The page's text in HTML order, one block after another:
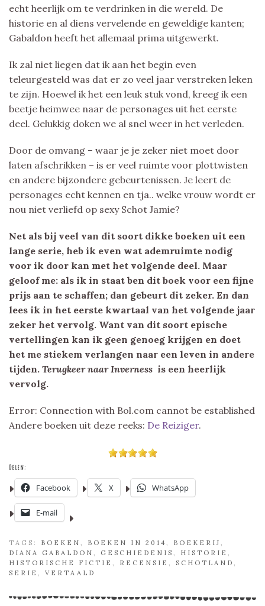
echt heerlijk om te verdrinken in die wereld. De
historie en al diens vervelende en geweldige kanten;
Gabaldon heeft het allemaal prima uitgewerkt.
Ik zal niet liegen dat ik aan het begin even
teleurgesteld was dat er zo veel jaar verstreken leken
te zijn. Hoewel ik het een leuk stuk vond, kreeg ik een
beetje heimwee naar de personages uit het eerste
deel. Gelukkig doken we al snel weer in het verleden.
Door de omvang – waar je je zeker niet moet door
laten afschrikken – is er veel ruimte voor plottwisten
en andere bijzondere gebeurtenissen. Je leert de
personages echt kennen en tja.. welke vrouw wordt er
nou niet verliefd op sexy Schot Jamie?
Net als bij veel van dit soort dikke boeken uit een
lange serie, heb ik even wat ademruimte nodig
voor ik door kan met het volgende deel. Maar
geloof me: als ik in staat ben dit boek voor een fijne
prijs aan te schaffen; dan gebeurt dit zeker. En dan
lees ik in het eerste kwartaal van het volgende jaar
zeker het vervolg. Want van dit soort epische
vertellingen kan ik geen genoeg krijgen en doet
het me stiekem verlangen naar een leven in andere
tijden. Terugkeer naar Inverness is een heerlijk
vervolg.
Error: Connection with Bol.com cannot be established
Andere boeken uit deze reeks: De Reiziger.
Delen:
Facebook X WhatsApp
E-mail
TAGS: BOEKEN BOEKEN IN 2014 BOEKERIJ
DIANA GABALDON
GESCHIEDENIS HISTORIE
HISTORISCHE FICTIE
RECENSIE SCHOTLAND
SERIE
VERTAALD